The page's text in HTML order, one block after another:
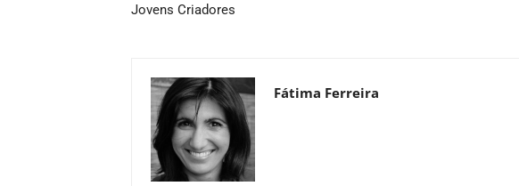
Jovens Criadores
Fátima Ferreira